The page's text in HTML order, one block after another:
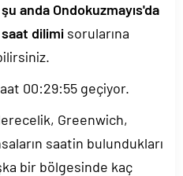
şu anda Ondokuzmayıs'da
saat dilimi sorularına
00:29:55 geçiyor.
Greenwich,
saatin bulundukları
bir bölgesinde kaç